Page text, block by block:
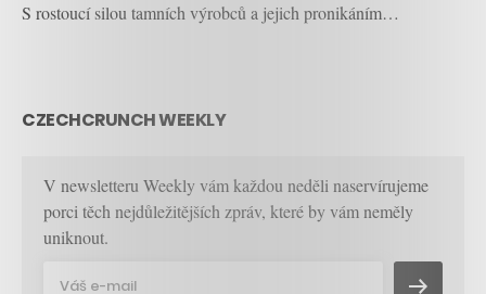
S rostoucí silou tamních výrobců a jejich pronikáním…
CZECHCRUNCH WEEKLY
V newsletteru Weekly vám každou neděli naservírujeme
porci těch nejdůležitějších zpráv, které by vám neměly
uniknout.